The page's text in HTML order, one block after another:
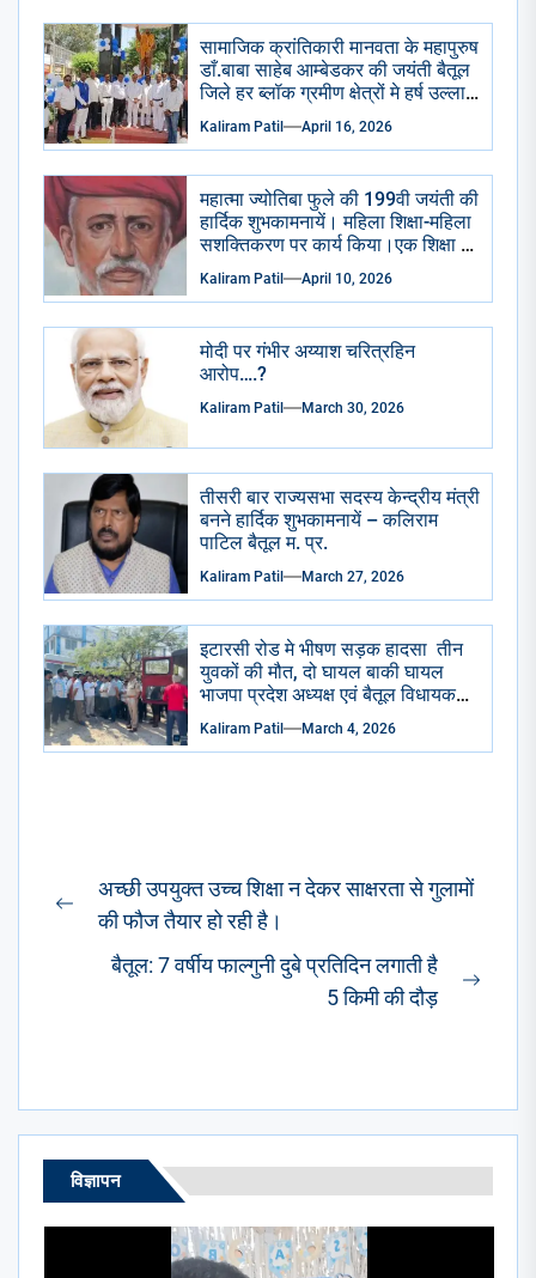
सामाजिक क्रांतिकारी मानवता के महापुरुष
डाँ.बाबा साहेब आम्बेडकर की जयंती बैतूल
जिले हर ब्लॉक ग्रमीण क्षेत्रों मे हर्ष उल्लास
से मनाई गई सभी सामाजिक राजनैतिक
प्रमुख संगठन भाजपा आप कांग्रेसीयो ने
अभिवादन किया . केक काटा गया ढोल
ढमाके साथ रैली निकाली गई।
Kaliram Patil April 16, 2026
महात्मा ज्योतिबा फुले की 199वी जयंती की
हार्दिक शुभकामनायें। महिला शिक्षा-महिला
सशक्तिकरण पर कार्य किया।एक शिक्षा के
अभाव मे शुद्रो का पतन हुआ है।
Kaliram Patil April 10, 2026
मोदी पर गंभीर अय्याश चरित्रहिन
आरोप….?
Kaliram Patil March 30, 2026
तीसरी बार राज्यसभा सदस्य केन्द्रीय मंत्री
बनने हार्दिक शुभकामनायें – कलिराम
पाटिल बैतूल म. प्र.
Kaliram Patil March 27, 2026
इटारसी रोड मे भीषण सड़क हादसा तीन
युवकों की मौत, दो घायल बाकी घायल
भाजपा प्रदेश अध्यक्ष एवं बैतूल विधायक
हेमंत खंडेलवाल ने जिला अस्पताल
पहुंचकर जताया शोक घायलों के समुचित
Kaliram Patil March 4, 2026
Post
navigation
Previous
अच्छी उपयुक्त उच्च शिक्षा न देकर साक्षरता से गुलामों
की फौज तैयार हो रही है।
बैतूल: 7 वर्षीय फाल्गुनी दुबे प्रतिदिन लगाती है
5 किमी की दौड़
विज्ञापन